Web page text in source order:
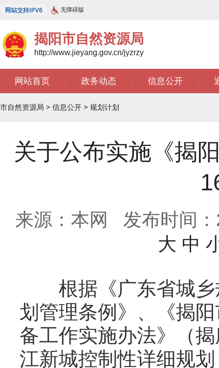
无障碍版
揭阳市自然资源局
http://www.jieyang.gov.cn/jyzrzy
网站首页 政务动态 信息公开
市自然资源局 > 信息公开 > 规划计划
关于公布实施《揭
来源：本网
发布时间
大 中
根据《广东省城乡
划管理条例》、《揭
备工作实施办法》（
江新城控制性详细规